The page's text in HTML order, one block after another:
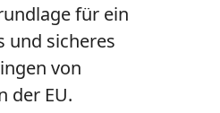
für ein
und sicheres
von
der EU.